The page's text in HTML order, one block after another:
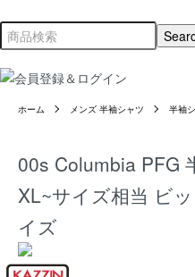
ホーム メンズ 半袖シャツ 半袖
00s Columbia PFG
XL~サイズ相当 ビ
イズ